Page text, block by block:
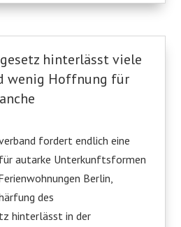
hinterlässt viele
wenig Hoffnung für
fordert endlich eine
autarke Unterkunftsformen
Berlin,
des
hinterlässt in der